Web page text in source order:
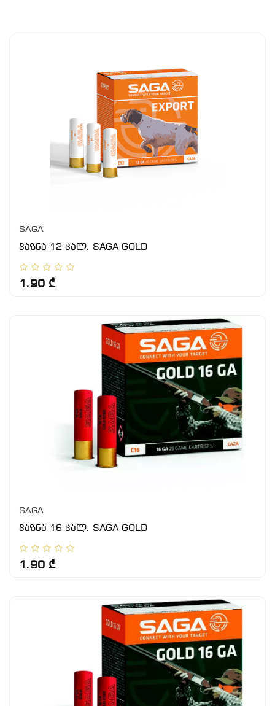
SAGA
ვაზნა 12 კალ. SAGA GOLD
1.90 ₾
SAGA
ვაზნა 16 კალ. SAGA GOLD
1.90 ₾